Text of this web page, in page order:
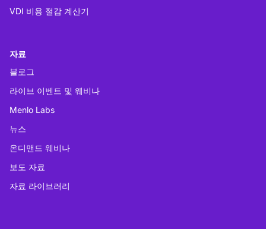
VDI 비용 절감 계산기
자료
블로그
라이브 이벤트 및 웨비나
Menlo Labs
뉴스
온디맨드 웨비나
보도 자료
자료 라이브러리